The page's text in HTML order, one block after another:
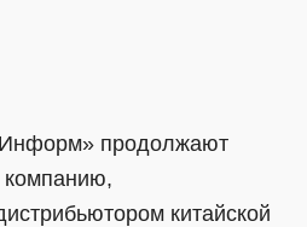
продолжают
компанию,
китайской